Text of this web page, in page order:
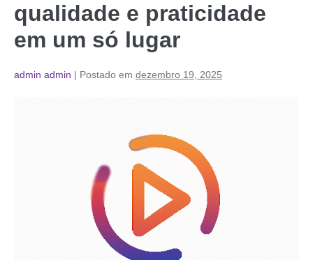
qualidade e praticidade
em um só lugar
admin admin | Postado em dezembro 19, 2025